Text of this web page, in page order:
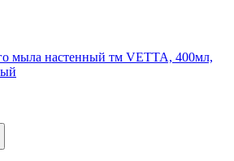
мыла настенный тм VETTA, 400мл,